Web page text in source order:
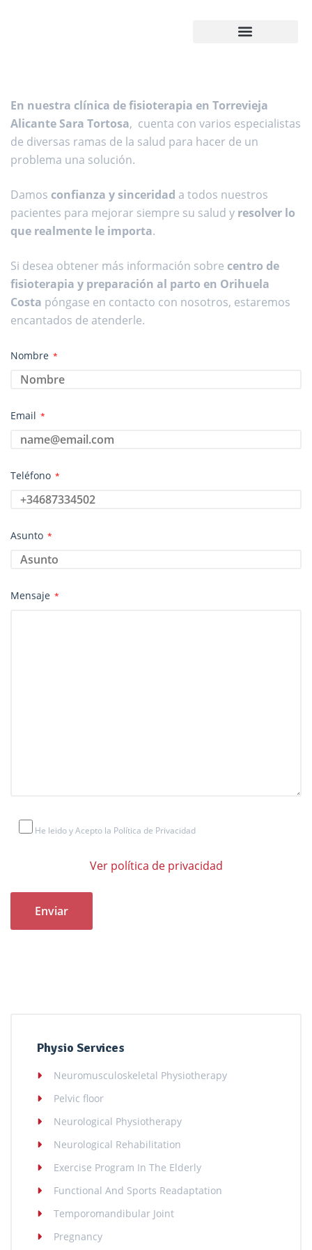
En nuestra clínica de fisioterapia en Torrevieja
Alicante Sara Tortosa, cuenta con varios especialistas
de diversas ramas de la salud para hacer de un
problema una solución.
Damos confianza y sinceridad a todos nuestros
pacientes para mejorar siempre su salud y resolver lo
que realmente le importa.
Si desea obtener más información sobre centro de
fisioterapia y preparación al parto en Orihuela
Costa póngase en contacto con nosotros, estaremos
encantados de atenderle.
Nombre *
Email *
Teléfono *
Asunto *
Mensaje *
He leido y Acepto la Política de Privacidad
Ver política de privacidad
Physio Services
Neuromusculoskeletal Physiotherapy
Pelvic floor
Neurological Physiotherapy
Neurological Rehabilitation
Exercise Program In The Elderly
Functional And Sports Readaptation
Temporomandibular Joint
Pregnancy